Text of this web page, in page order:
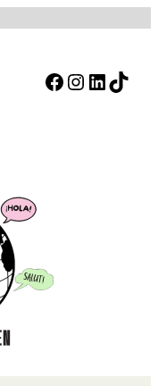
Facebook Instagram LinkedIn TikTok